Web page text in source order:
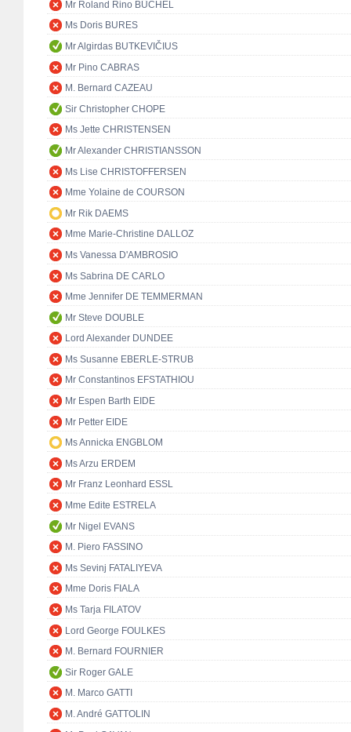
Mr Roland Rino BÜCHEL
Ms Doris BURES
Mr Algirdas BUTKEVIČIUS
Mr Pino CABRAS
M. Bernard CAZEAU
Sir Christopher CHOPE
Ms Jette CHRISTENSEN
Mr Alexander CHRISTIANSSON
Ms Lise CHRISTOFFERSEN
Mme Yolaine de COURSON
Mr Rik DAEMS
Mme Marie-Christine DALLOZ
Ms Vanessa D'AMBROSIO
Ms Sabrina DE CARLO
Mme Jennifer DE TEMMERMAN
Mr Steve DOUBLE
Lord Alexander DUNDEE
Ms Susanne EBERLE-STRUB
Mr Constantinos EFSTATHIOU
Mr Espen Barth EIDE
Mr Petter EIDE
Ms Annicka ENGBLOM
Ms Arzu ERDEM
Mr Franz Leonhard ESSL
Mme Edite ESTRELA
Mr Nigel EVANS
M. Piero FASSINO
Ms Sevinj FATALIYEVA
Mme Doris FIALA
Ms Tarja FILATOV
Lord George FOULKES
M. Bernard FOURNIER
Sir Roger GALE
M. Marco GATTI
M. André GATTOLIN